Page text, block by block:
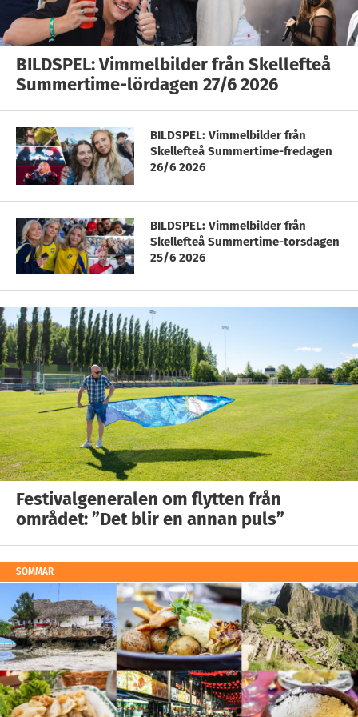
BILDSPEL: Vimmelbilder från Skellefteå
Summertime-lördagen 27/6 2026
BILDSPEL: Vimmelbilder från
Skellefteå Summertime-fredagen
26/6 2026
BILDSPEL: Vimmelbilder från
Skellefteå Summertime-torsdagen
25/6 2026
Festivalgeneralen om flytten från
området: ”Det blir en annan puls”
SOMMAR